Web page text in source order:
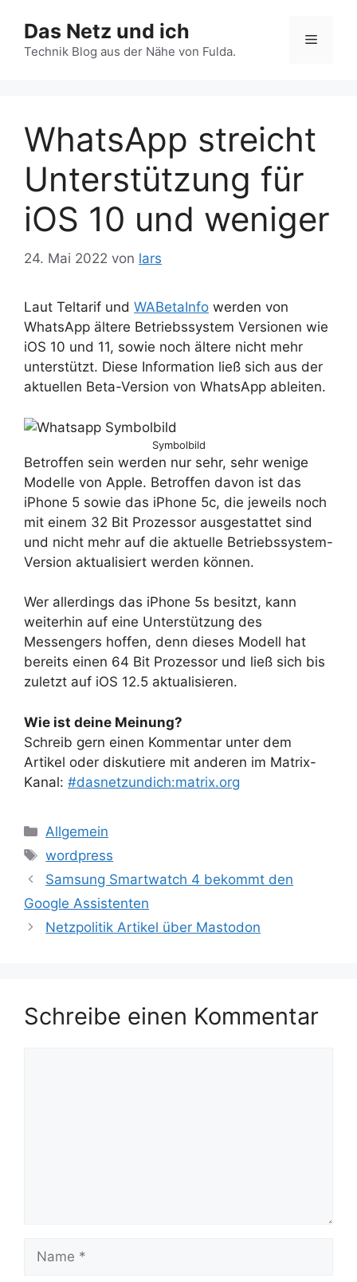
Inhalt
springen
Das Netz und ich
Technik Blog aus der Nähe von Fulda.
Menü
WhatsApp streicht
Unterstützung für
iOS 10 und weniger
24. Mai 2022 von lars
Laut Teltarif und WABetaInfo werden von
WhatsApp ältere Betriebssystem Versionen wie
iOS 10 und 11, sowie noch ältere nicht mehr
unterstützt. Diese Information ließ sich aus der
aktuellen Beta-Version von WhatsApp ableiten.
Symbolbild
Betroffen sein werden nur sehr, sehr wenige
Modelle von Apple. Betroffen davon ist das
iPhone 5 sowie das iPhone 5c, die jeweils noch
mit einem 32 Bit Prozessor ausgestattet sind
und nicht mehr auf die aktuelle Betriebssystem-
Version aktualisiert werden können.
Wer allerdings das iPhone 5s besitzt, kann
weiterhin auf eine Unterstützung des
Messengers hoffen, denn dieses Modell hat
bereits einen 64 Bit Prozessor und ließ sich bis
zuletzt auf iOS 12.5 aktualisieren.
Wie ist deine Meinung?
Schreib gern einen Kommentar unter dem
Artikel oder diskutiere mit anderen im Matrix-
Kanal: #dasnetzundich:matrix.org
Kategorien
Allgemein
Schlagwörter
wordpress
Samsung Smartwatch 4 bekommt den
Google Assistenten
Netzpolitik Artikel über Mastodon
Schreibe einen Kommentar